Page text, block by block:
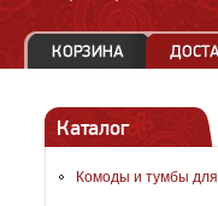
Каталог
Комоды и тумбы